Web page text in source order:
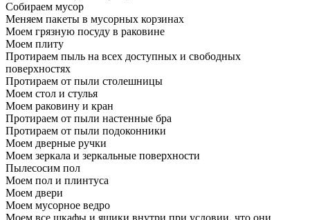
Собираем мусор
Меняем пакеты в мусорных корзинах
Моем грязную посуду в раковине
Моем плиту
Протираем пыль на всех доступных и свободных
поверхностях
Протираем от пыли столешницы
Моем стол и стулья
Моем раковину и кран
Протираем от пыли настенные бра
Протираем от пыли подоконники
Моем дверные ручки
Моем зеркала и зеркальные поверхности
Пылесосим пол
Моем пол и плинтуса
Моем двери
Моем мусорное ведро
Моем все шкафы и ящики внутри при условии, что они